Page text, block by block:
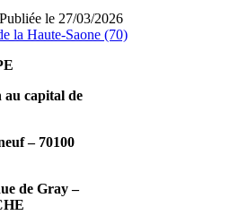
le 27/03/2026
la Haute-Saone (70)
au capital de
– 70100
de Gray –